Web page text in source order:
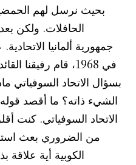
بحيث نرسل لهم
الحافلات. ولكن
جمهورية ألمانيا
في 1968، قام رفيقنا
بسؤال الاتحاد السوفياتي
الشيء ذاته؟ ما أقصد
الاتحاد السوفياتي. كنت
من الضروري بعث
الكوبية أية علاقة